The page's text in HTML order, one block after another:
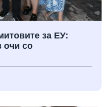
за ЕУ:
очи со